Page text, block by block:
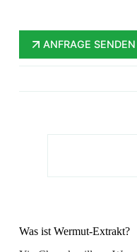
ANFRAGE SENDEN
Was ist Wermut-Extrakt?